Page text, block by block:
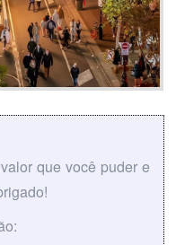
que você puder e